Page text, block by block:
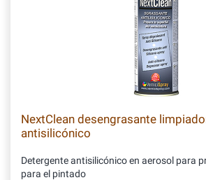
NextClean desengrasante
antisilicónico
Detergente antisilicónico en aerosol para
para el pintado